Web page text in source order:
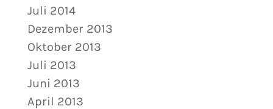
Juli 2014
Dezember 2013
Oktober 2013
Juli 2013
Juni 2013
April 2013